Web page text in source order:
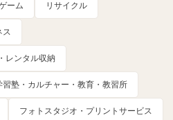
ーム リサイクル
ス
レンタル収納
習塾・カルチャー・教育・教習所
フォトスタジオ・プリントサービス